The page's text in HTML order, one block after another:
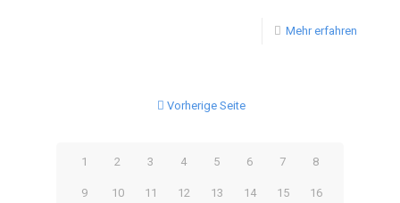
Mehr erfahren
Vorherige Seite
1 2 3 4 5 6 7 8
9 10 11 12 13 14 15 16